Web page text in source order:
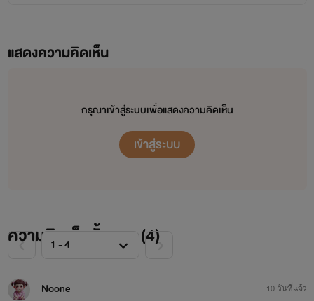
แสดงความคิดเห็น
กรุณาเข้าสู่ระบบเพื่อแสดงความคิดเห็น
เข้าสู่ระบบ
ความคิดเห็นทั้งหมด (4)
Noone 10 วันที่แล้ว